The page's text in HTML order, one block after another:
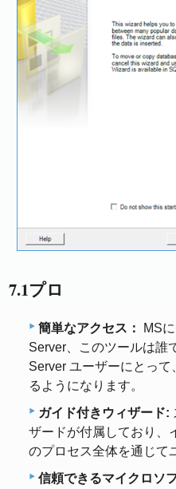
7.1プロ
簡単なアクセス：
MS
Server、このツールは誰
Server ユーザーにとっ
るようになります。
ガイド付きウィザード:
ザードが付属しており、
のプロセス全体を通じて
信頼できるマイクロソ